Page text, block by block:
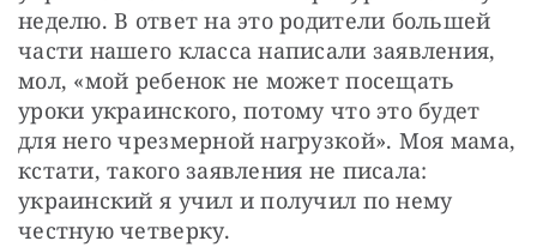
неделю. В ответ на это родители большей
части нашего класса написали заявления,
мол, «мой ребенок не может посещать
уроки украинского, потому что это будет
для него чрезмерной нагрузкой». Моя мама,
кстати, такого заявления не писала:
украинский я учил и получил по нему
честную четверку.